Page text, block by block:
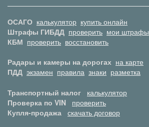
ОСАГО калькулятор купить онлайн
Штрафы ГИБДД проверить мои штрафы
КБМ проверить восстановить
Радары и камеры на дорогах на карте
ПДД экзамен правила знаки разметка
Транспортный налог
калькулятор
Проверка по VIN
проверить
Купля-продажа скачать договор